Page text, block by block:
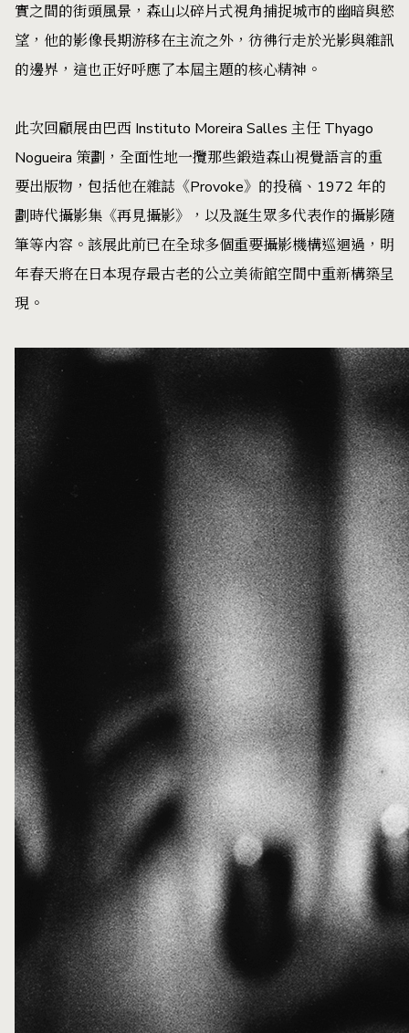
實之間的街頭風景，森山以碎片式視角捕捉城市的幽暗與慾
望，他的影像長期游移在主流之外，彷彿行走於光影與雜訊
的邊界，這也正好呼應了本屆主題的核心精神。
此次回顧展由巴西 Instituto Moreira Salles 主任 Thyago
Nogueira 策劃，全面性地一攬那些鍛造森山視覺語言的重
要出版物，包括他在雜誌《Provoke》的投稿、1972 年的
劃時代攝影集《再見攝影》，以及誕生眾多代表作的攝影隨
筆等內容。該展此前已在全球多個重要攝影機構巡迴過，明
年春天將在日本現存最古老的公立美術館空間中重新構築呈
現。